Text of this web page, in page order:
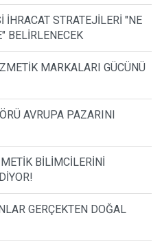
İHRACAT STRATEJİLERİ "NE
BELİRLENECEK
MARKALARI GÜCÜNÜ
AVRUPA PAZARINI
BİLİMCİLERİNİ
GERÇEKTEN DOĞAL